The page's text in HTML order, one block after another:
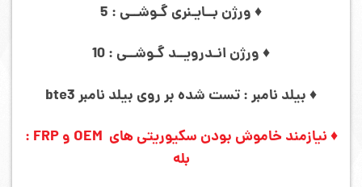
♦ ورژن بــایـنری گـوشــی : 5
♦ ورژن انـدرویــد گـوشــی : 10
♦ بیلد نامبر : تست شده بر روی بیلد نامبر bte3
♦ نیازمند خاموش بودن سکیوریتی های OEM و FRP :
بله